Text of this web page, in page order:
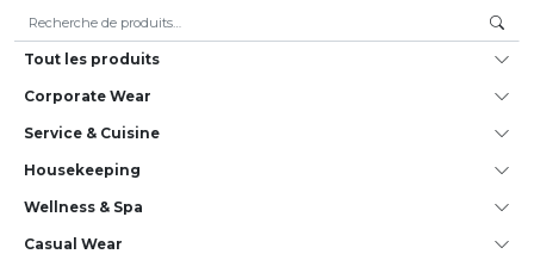
Tout les produits
Corporate Wear
Service & Cuisine
House­keeping
Wellness & Spa
Casual Wear